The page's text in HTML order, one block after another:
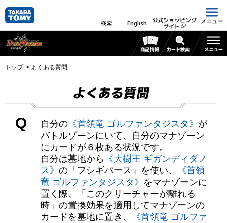
検索 English 公式ショッピング
サイト
メニュー
トップ よくある質問
よくある質問
Q 自分の 《首領竜 ゴルファンタジスタ》 が
バトルゾーンにいて、自分のマナゾーン
にカードが６枚ある状況です。
自分は墓地から 《大樹王 ギガンディダノ
ス》 の「フシギバース」を使い、
《首領
竜 ゴルファンタジスタ》 をマナゾーンに
置く際、「このクリーチャーが離れる
時」の置換効果を適用してマナゾーンの
カードを墓地に置き、
《首領竜 ゴルファ